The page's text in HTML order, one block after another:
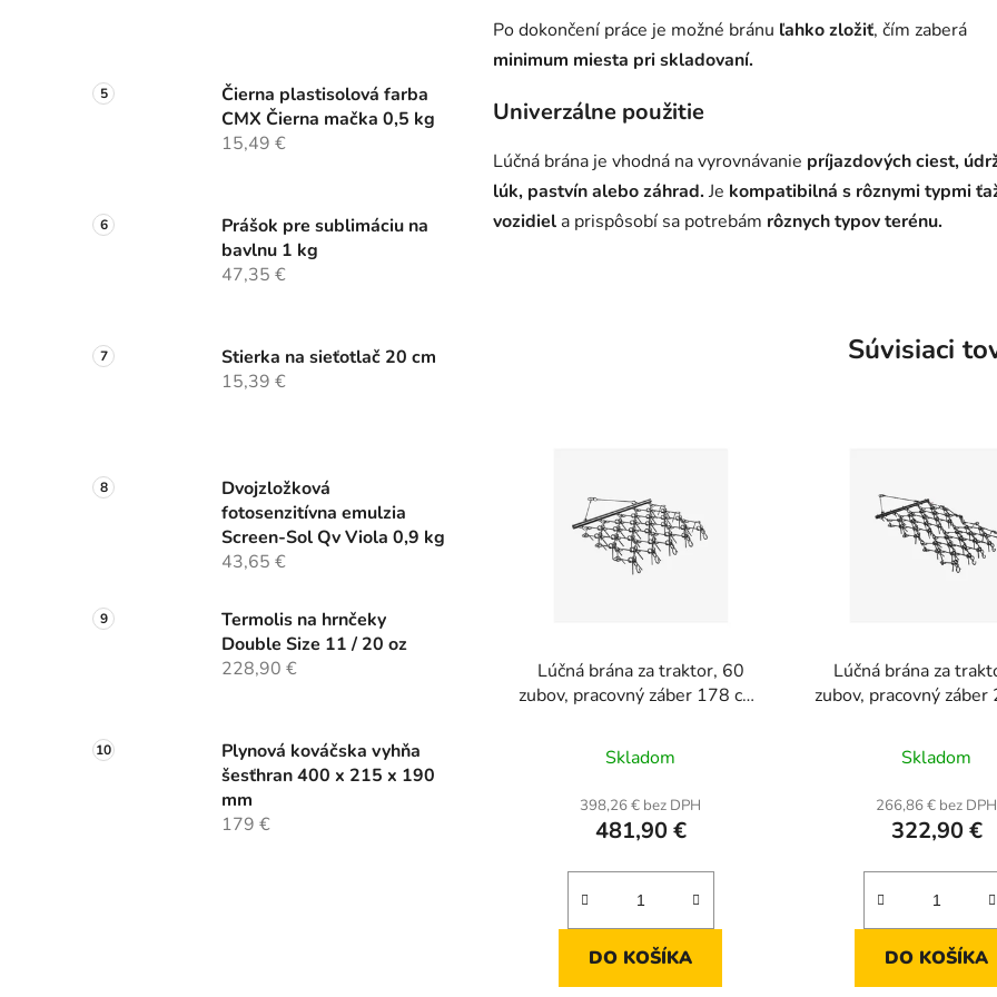
Čierna plastisolová farba
CMX Čierna mačka 0,5 kg
15,49 €
Prášok pre sublimáciu na
bavlnu 1 kg
47,35 €
Stierka na sieťotlač 20 cm
15,39 €
Dvojzložková
fotosenzitívna emulzia
Screen-Sol Qv Viola 0,9 kg
43,65 €
Termolis na hrnčeky
Double Size 11 / 20 oz
228,90 €
Plynová kováčska vyhňa
šesťhran 400 x 215 x 190
mm
179 €
Po dokončení práce je možné bránu ľahko zložiť, čím zaberá
minimum miesta pri skladovaní.
Univerzálne použitie
Lúčná brána je vhodná na vyrovnávanie príjazdových ciest,
lúk, pastvín alebo záhrad. Je kompatibilná s rôznymi typmi
vozidiel a prispôsobí sa potrebám rôznych typov terénu.
Súvisiaci
Lúčná brána za traktor, 60
zubov, pracovný záber 178 cm,
Skladom
398,26 € bez DPH
481,90 €
DO KOŠÍKA
Lúčná brána za
zubov, pracovný záber
Skladom
266,86 € bez DPH
322,90 €
DO KOŠÍKA